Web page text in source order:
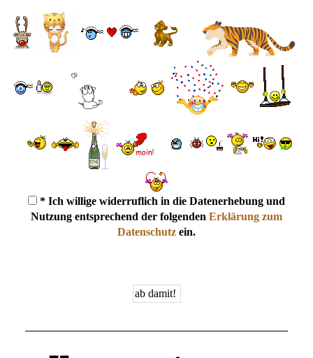
* Ich willige widerruflich in die Datenerhebung und
Nutzung entsprechend der folgenden Erklärung zum
Datenschutz ein.